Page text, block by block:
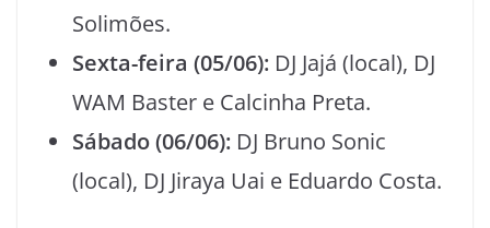
Solimões.
Sexta-feira (05/06): DJ Jajá (local), DJ
WAM Baster e Calcinha Preta.
Sábado (06/06): DJ Bruno Sonic
(local), DJ Jiraya Uai e Eduardo Costa.